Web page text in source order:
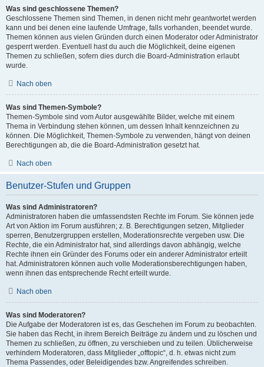
Was sind geschlossene Themen?
Geschlossene Themen sind Themen, in denen nicht mehr geantwortet werden
kann und bei denen eine laufende Umfrage, falls vorhanden, beendet wurde.
Themen können aus vielen Gründen durch einen Moderator oder Administrator
gesperrt werden. Eventuell hast du auch die Möglichkeit, deine eigenen
Themen zu schließen, sofern dies durch die Board-Administration erlaubt
wurde.
Nach oben
Was sind Themen-Symbole?
Themen-Symbole sind vom Autor ausgewählte Bilder, welche mit einem
Thema in Verbindung stehen können, um dessen Inhalt kennzeichnen zu
können. Die Möglichkeit, Themen-Symbole zu verwenden, hängt von deinen
Berechtigungen ab, die die Board-Administration gesetzt hat.
Nach oben
Benutzer-Stufen und Gruppen
Was sind Administratoren?
Administratoren haben die umfassendsten Rechte im Forum. Sie können jede
Art von Aktion im Forum ausführen; z. B. Berechtigungen setzen, Mitglieder
sperren, Benutzergruppen erstellen, Moderationsrechte vergeben usw. Die
Rechte, die ein Administrator hat, sind allerdings davon abhängig, welche
Rechte ihnen ein Gründer des Forums oder ein anderer Administrator erteilt
hat. Administratoren können auch volle Moderationsberechtigungen haben,
wenn ihnen das entsprechende Recht erteilt wurde.
Nach oben
Was sind Moderatoren?
Die Aufgabe der Moderatoren ist es, das Geschehen im Forum zu beobachten.
Sie haben das Recht, in ihrem Bereich Beiträge zu ändern und zu löschen und
Themen zu schließen, zu öffnen, zu verschieben und zu teilen. Üblicherweise
verhindern Moderatoren, dass Mitglieder „offtopic“, d. h. etwas nicht zum
Thema Passendes, oder Beleidigendes bzw. Angreifendes schreiben.